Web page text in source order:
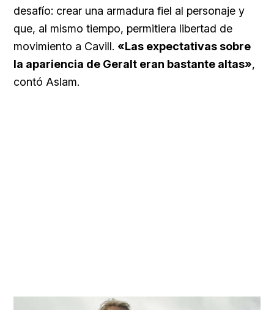
desafío: crear una armadura fiel al personaje y
que, al mismo tiempo, permitiera libertad de
movimiento a Cavill. «Las expectativas sobre
la apariencia de Geralt eran bastante altas»,
contó Aslam.